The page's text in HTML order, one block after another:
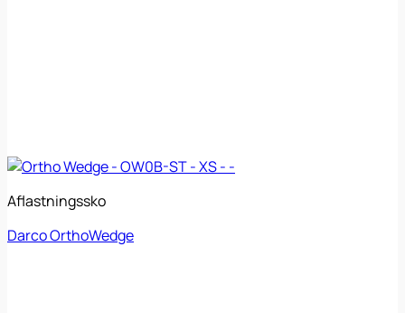
Aflastningssko
Darco OrthoWedge